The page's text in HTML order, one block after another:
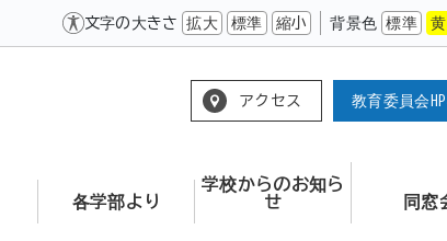
文字の大きさ 拡大 標準 縮小 背景色 標準 黄
アクセス 教育委員会
各学部より
学校からのお知ら
せ
同窓